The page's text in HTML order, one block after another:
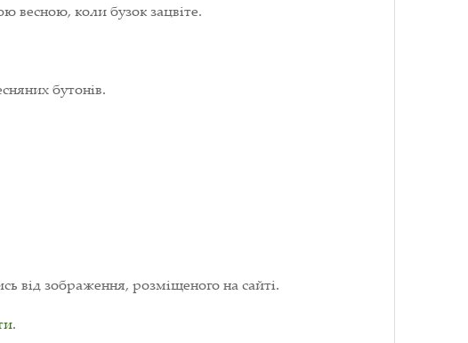
весною, коли бузок зацвіте.
бутонів.
від зображення, розміщеного на сайті.
.